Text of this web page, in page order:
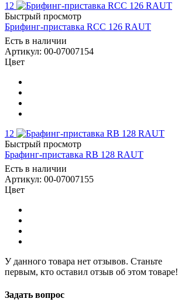
12
Быстрый просмотр
Брифинг-приставка RCC 126 RAUT
Есть в наличии
Артикул: 00-07007154
Цвет
12
Быстрый просмотр
Брафинг-приставка RB 128 RAUT
Есть в наличии
Артикул: 00-07007155
Цвет
У данного товара нет отзывов. Станьте
первым, кто оставил отзыв об этом товаре!
Задать вопрос